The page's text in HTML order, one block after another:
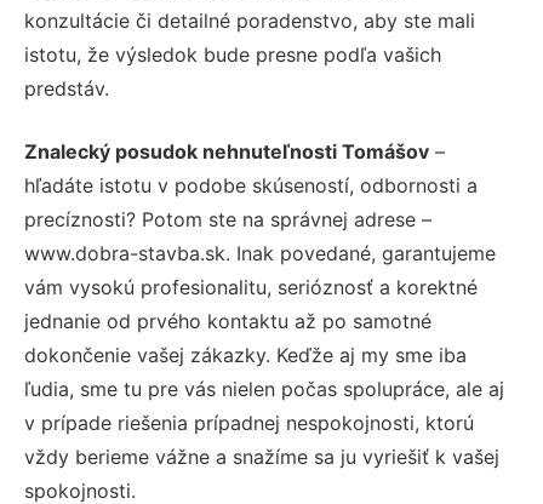
konzultácie či detailné poradenstvo, aby ste mali
istotu, že výsledok bude presne podľa vašich
predstáv.
Znalecký posudok nehnuteľnosti Tomášov –
hľadáte istotu v podobe skúseností, odbornosti a
precíznosti? Potom ste na správnej adrese –
www.dobra-stavba.sk. Inak povedané, garantujeme
vám vysokú profesionalitu, serióznosť a korektné
jednanie od prvého kontaktu až po samotné
dokončenie vašej zákazky. Keďže aj my sme iba
ľudia, sme tu pre vás nielen počas spolupráce, ale aj
v prípade riešenia prípadnej nespokojnosti, ktorú
vždy berieme vážne a snažíme sa ju vyriešiť k vašej
spokojnosti.